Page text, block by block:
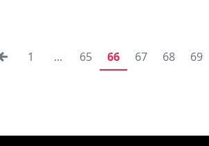
1 ... 65 66 67 68 69